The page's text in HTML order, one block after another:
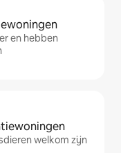
en hebben
welkom zijn